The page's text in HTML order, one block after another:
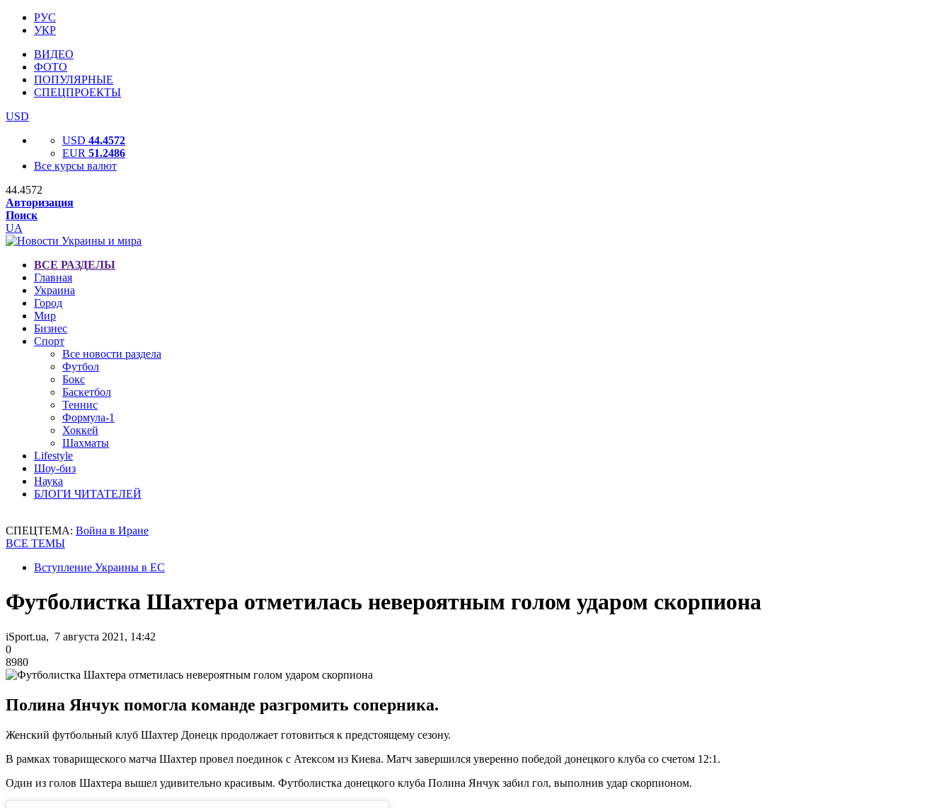
РУС
УКР
ВИДЕО
ФОТО
ПОПУЛЯРНЫЕ
СПЕЦПРОЕКТЫ
USD
USD 44.4572
EUR 51.2486
Все курсы валют
44.4572
Авторизация
Поиск
UA
ВСЕ РАЗДЕЛЫ
Главная
Украина
Город
Мир
Бизнес
Спорт
Все новости раздела
Футбол
Бокс
Баскетбол
Теннис
Формула-1
Хоккей
Шахматы
Lifestyle
Шоу-биз
Наука
БЛОГИ ЧИТАТЕЛЕЙ
СПЕЦТЕМА: Война в Иране
ВСЕ ТЕМЫ
Вступление Украины в ЕС
Футболистка Шахтера отметилась невероятным голом ударом скорпиона
iSport.ua, 7 августа 2021, 14:42
0
8980
Полина Янчук помогла команде разгромить соперника.
Женский футбольный клуб Шахтер Донецк продолжает готовиться к предстоящему сезону.
В рамках товарищеского матча Шахтер провел поединок с Атексом из Киева. Матч завершился уверенно победой донецкого клуба со счетом 12:1.
Один из голов Шахтера вышел удивительно красивым. Футболистка донецкого клуба Полина Янчук забил гол, выполнив удар скорпионом.